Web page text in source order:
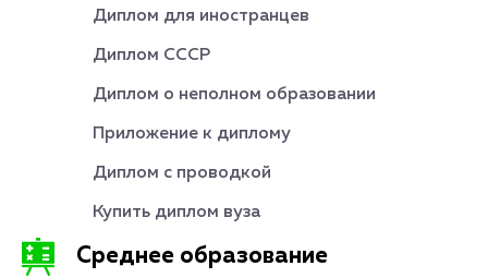
Диплом для иностранцев
Диплом СССР
Диплом о неполном образовании
Приложение к диплому
Диплом с проводкой
Купить диплом вуза
Среднее образование